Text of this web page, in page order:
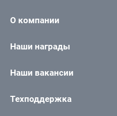
О компании
Наши награды
Наши вакансии
Техподдержка